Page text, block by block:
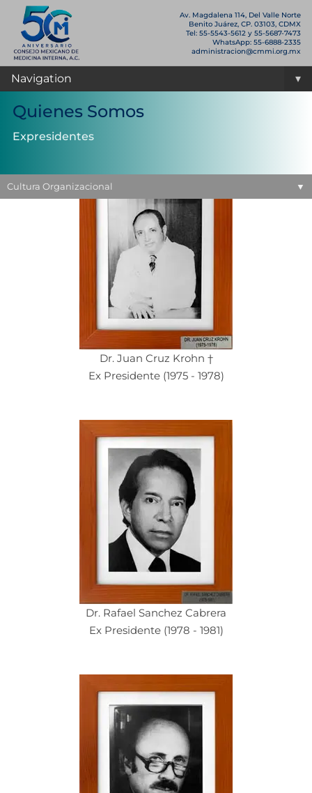
Av. Magdalena 114, Del Valle Norte
Benito Juárez, CP. 03103, CDMX
Tel: 55-5543-5612 y 55-5687-7473
WhatsApp: 55-6888-2335
administracion@cmmi.org.mx
Navigation ▾
Quienes Somos
Expresidentes
Cultura Organizacional
Expresidentes
Dr. Juan Cruz Krohn †
Ex Presidente (1975 - 1978)
Dr. Rafael Sanchez Cabrera
Ex Presidente (1978 - 1981)